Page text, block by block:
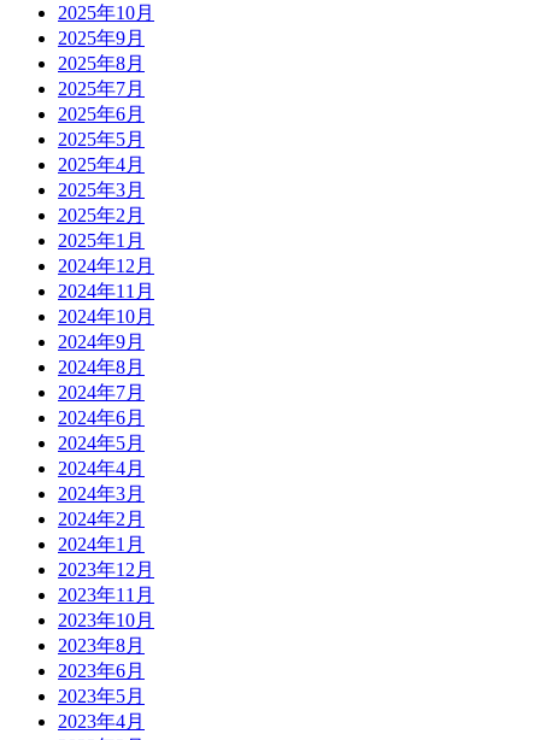
2025年10月
2025年9月
2025年8月
2025年7月
2025年6月
2025年5月
2025年4月
2025年3月
2025年2月
2025年1月
2024年12月
2024年11月
2024年10月
2024年9月
2024年8月
2024年7月
2024年6月
2024年5月
2024年4月
2024年3月
2024年2月
2024年1月
2023年12月
2023年11月
2023年10月
2023年8月
2023年6月
2023年5月
2023年4月